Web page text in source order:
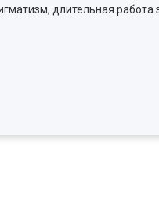
длительная